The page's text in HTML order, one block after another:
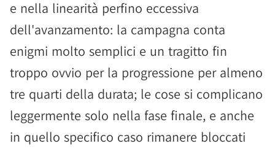
e nella linearità perfino eccessiva
dell'avanzamento: la campagna conta
enigmi molto semplici e un tragitto fin
troppo ovvio per la progressione per almeno
tre quarti della durata; le cose si complicano
leggermente solo nella fase finale, e anche
in quello specifico caso rimanere bloccati